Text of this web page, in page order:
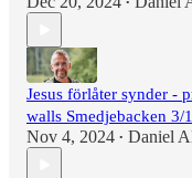
•
Jesus förlåter synder -
walls Smedjebacken 3/
Nov 4, 2024 • Daniel